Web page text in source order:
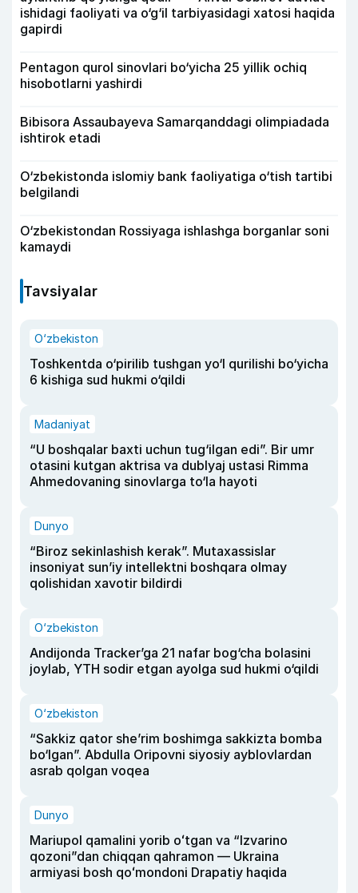
ishidagi faoliyati va o‘g‘il tarbiyasidagi xatosi haqida
gapirdi
Pentagon qurol sinovlari bo‘yicha 25 yillik ochiq
hisobotlarni yashirdi
Bibisora Assaubayeva Samarqanddagi olimpiadada
ishtirok etadi
O‘zbekistonda islomiy bank faoliyatiga o‘tish tartibi
belgilandi
O‘zbekistondan Rossiyaga ishlashga borganlar soni
kamaydi
Tavsiyalar
O‘zbekiston
Toshkentda o‘pirilib tushgan yo‘l qurilishi bo‘yicha
6 kishiga sud hukmi o‘qildi
Madaniyat
“U boshqalar baxti uchun tug‘ilgan edi”. Bir umr
otasini kutgan aktrisa va dublyaj ustasi Rimma
Ahmedovaning sinovlarga to‘la hayoti
Dunyo
“Biroz sekinlashish kerak”. Mutaxassislar
insoniyat sun’iy intellektni boshqara olmay
qolishidan xavotir bildirdi
O‘zbekiston
Andijonda Tracker’ga 21 nafar bog‘cha bolasini
joylab, YTH sodir etgan ayolga sud hukmi o‘qildi
O‘zbekiston
“Sakkiz qator she’rim boshimga sakkizta bomba
bo‘lgan”. Abdulla Oripovni siyosiy ayblovlardan
asrab qolgan voqea
Dunyo
Mariupol qamalini yorib oʻtgan va “Izvarino
qozoni”dan chiqqan qahramon — Ukraina
armiyasi bosh qoʻmondoni Drapatiy haqida